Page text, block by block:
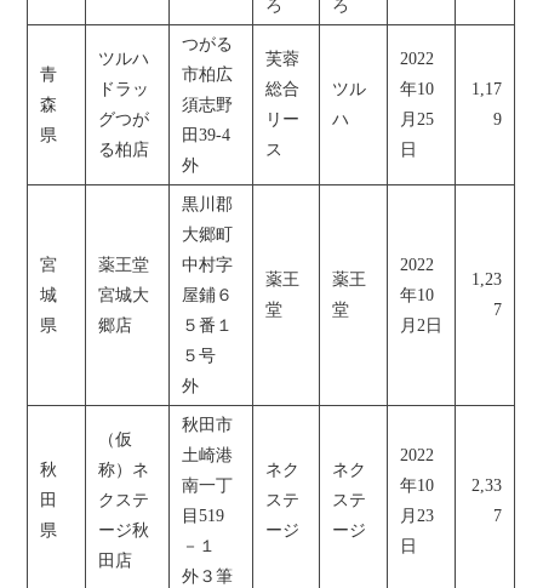
ろ
ろ
青
森
県
ツルハ
ドラッ
グつが
る柏店
つがる
市柏広
須志野
田39-4
外
芙蓉
総合
リー
ス
ツル
ハ
2022
年10
月25
日
1,17
9
宮
城
県
薬王堂
宮城大
郷店
黒川郡
大郷町
中村字
屋鋪６
５番１
５号
外
薬王
堂
薬王
堂
2022
年10
月2日
1,23
7
秋
田
県
（仮
称）ネ
クステ
ージ秋
田店
秋田市
土崎港
南一丁
目519
－１
外３筆
ネク
ステ
ージ
ネク
ステ
ージ
2022
年10
月23
日
2,33
7